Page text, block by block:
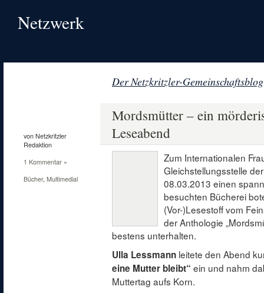
Netzwerk
Der Netzkritzler-Gemeinschaftsblog
von Netzkritzler
Redaktion
1 Kommentar »
Bücher, Multimedial
Mordsmütter – ein
Leseabend
Zum Internationalen
Gleichstellungsstelle
08.03.2013 einen
besuchten Bücherei
(Vor-)Lesestoff vom
der Anthologie
bestens unterhalten.
Ulla Lessmann leitete den Abend
eine Mutter bleibt“ ein und nahm
Muttertag aufs Korn.